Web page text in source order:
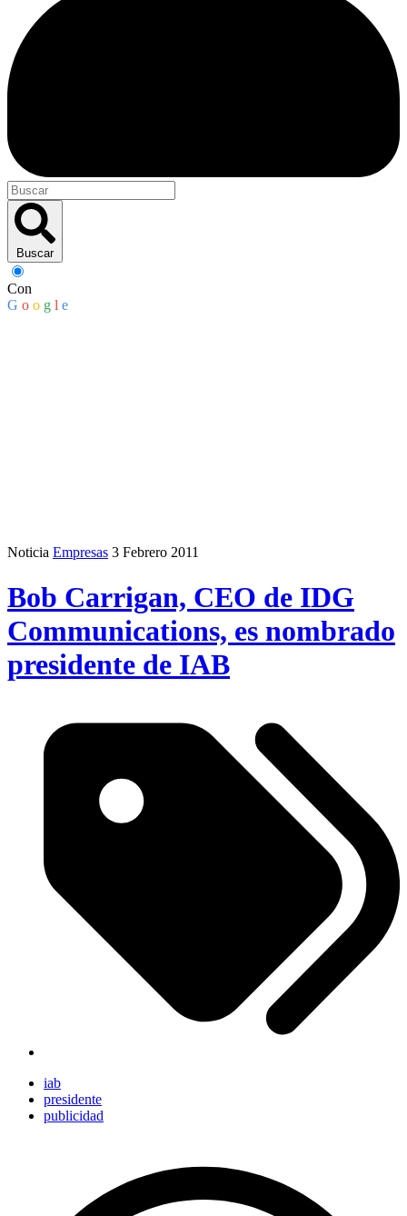
Buscar
Con
G o o g l e
Noticia Empresas 3 Febrero 2011
Bob Carrigan, CEO de IDG
Communications, es nombrado
presidente de IAB
iab
presidente
publicidad